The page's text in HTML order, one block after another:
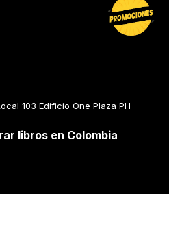
103 Edificio One Plaza PH
libros en Colombia